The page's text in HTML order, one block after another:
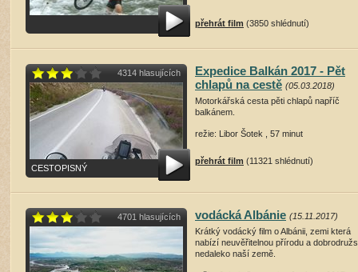
přehrát film (3850 shlédnutí)
4314 hlasujících
CESTOPISNÝ
Expedice Balkán 2017 - Pět
chlapů na cestě (05.03.2018)
Motorkářská cesta pěti chlapů napříč
balkánem.
režie: Libor Šotek , 57 minut
přehrát film (11321 shlédnutí)
4701 hlasujících vodácká Albánie (15.11.2017)
Krátký vodácký film o Albánii, zemi která
nabízí neuvěřitelnou přírodu a
nedaleko naší země.